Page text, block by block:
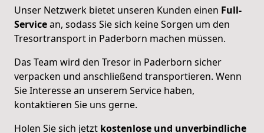
Unser Netzwerk bietet unseren Kunden einen Full-
Servicean, sodass Sie sich keine Sorgen um den
Tresortransport in Paderborn machen müssen.
Das Team wird den Tresor in Paderborn sicher
verpacken und anschließend transportieren. Wenn
Sie Interesse an unserem Service haben,
kontaktieren Sie uns gerne.
Holen Sie sich jetzt kostenlose und unverbindliche